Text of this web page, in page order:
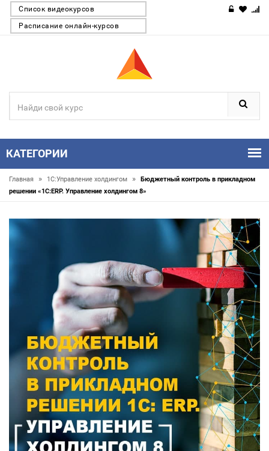
Список видеокурсов
Расписание онлайн-курсов
КАТЕГОРИИ
Главная » 1С:Управление холдингом »
Бюджетный контроль в прикладном
решении «1С:ERP. Управление холдингом 8»